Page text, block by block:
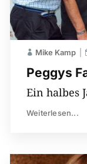
Peggys
Mike Kamp
Ein halbes
Weiterlesen...